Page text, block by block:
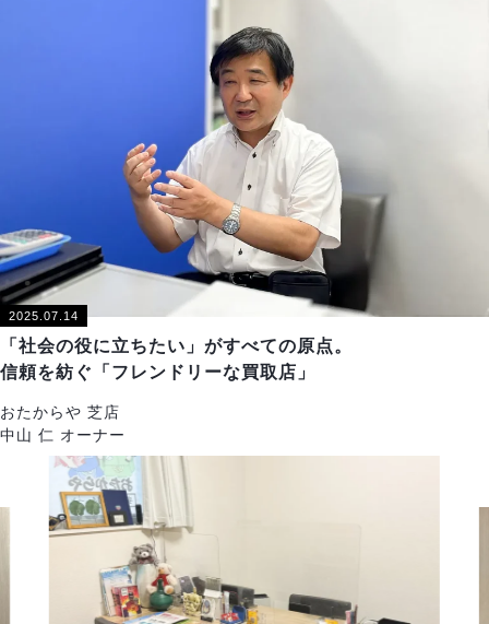
2025.07.14
「社会の役に立ちたい」がすべての原点。
信頼を紡ぐ「フレンドリーな買取店」
おたからや 芝店
中山 仁 オーナー